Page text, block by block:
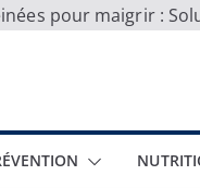
pour maigrir :